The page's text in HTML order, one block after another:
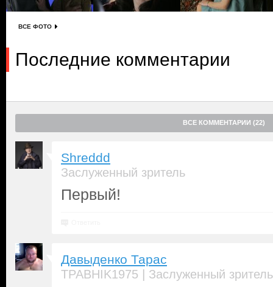
ВСЕ ФОТО
Последние комментарии
ВСЕ КОММЕНТАРИИ (22)
Shreddd
Заслуженный зритель
Первый!
Давыденко Тарас
TPABHIK1975 | Заслуженный зритель